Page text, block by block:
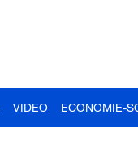
VIDEO ECONOMIE-